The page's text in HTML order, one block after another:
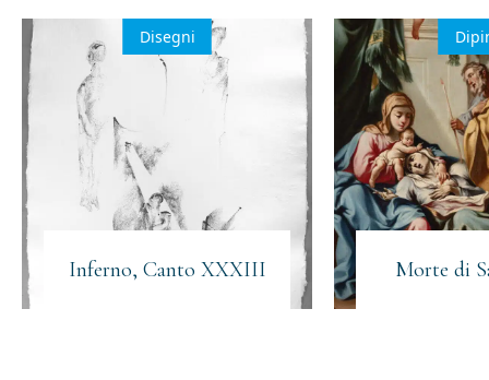
Inferno, Canto XXXIII
Disegni
Morte di